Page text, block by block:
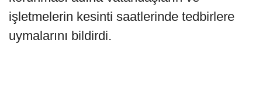
işletmelerin kesinti saatlerinde tedbirlere
uymalarını bildirdi.